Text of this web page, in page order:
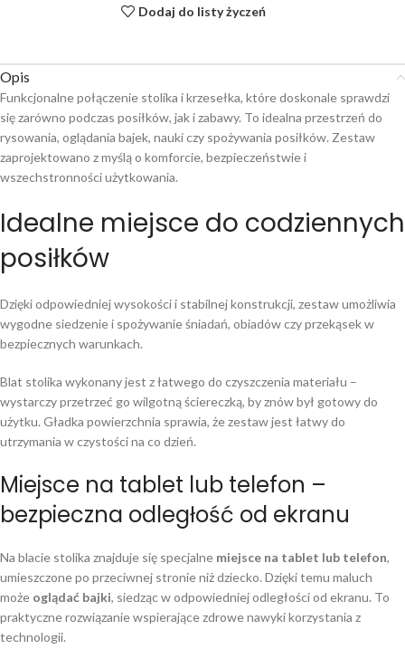
Dodaj do listy życzeń
Opis
Funkcjonalne połączenie stolika i krzesełka, które doskonale sprawdzi
się zarówno podczas posiłków, jak i zabawy. To idealna przestrzeń do
rysowania, oglądania bajek, nauki czy spożywania posiłków. Zestaw
zaprojektowano z myślą o komforcie, bezpieczeństwie i
wszechstronności użytkowania.
Idealne miejsce do codziennych
posiłków
Dzięki odpowiedniej wysokości i stabilnej konstrukcji, zestaw umożliwia
wygodne siedzenie i spożywanie śniadań, obiadów czy przekąsek w
bezpiecznych warunkach.
Blat stolika wykonany jest z łatwego do czyszczenia materiału –
wystarczy przetrzeć go wilgotną ściereczką, by znów był gotowy do
użytku. Gładka powierzchnia sprawia, że zestaw jest łatwy do
utrzymania w czystości na co dzień.
Miejsce na tablet lub telefon –
bezpieczna odległość od ekranu
Na blacie stolika znajduje się specjalne miejsce na tablet lub telefon,
umieszczone po przeciwnej stronie niż dziecko. Dzięki temu maluch
może oglądać bajki, siedząc w odpowiedniej odległości od ekranu. To
praktyczne rozwiązanie wspierające zdrowe nawyki korzystania z
technologii.